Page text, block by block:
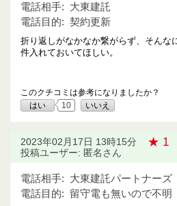
電話相手: 大東建託
電話目的: 契約更新
折り返しがなかなか繋がらず、そんな
件入れておいてほしい。
このクチコミは参考になりましたか？
はい
10 いいえ
2023年02月17日 13時15分 ★ 1
投稿ユーザー: 匿名さん
電話相手: 大東建託パートナーズ
電話目的: 留守電も無いので不明